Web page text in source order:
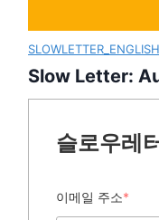
Slow Letter:
슬로우레
이메일 주소*